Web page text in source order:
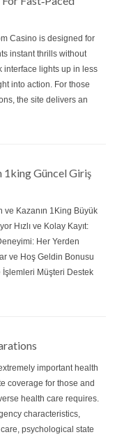
Casino is designed for
instant thrills without
interface lights up in less
into action. For those
the site delivers an
1king Güncel Giriş
ve Kazanın 1King Büyük
Hızlı ve Kolay Kayıt:
Her Yerden
ve Hoş Geldin Bonusu
İşlemleri Müşteri Destek
important health
coverage for those and
health care requires.
characteristics,
psychological state